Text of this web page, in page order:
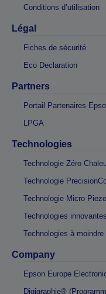
Conditions d’utilisation
Légal
Fiches de sécurité
Eco Declaration
Partners
Portail Partenaires
LPGA
Technologies
Technologie Zéro
Technologie
Technologie Micro Piezo
Technologies innovantes
Technologies à
Company
Epson Europe
Digigraphie®